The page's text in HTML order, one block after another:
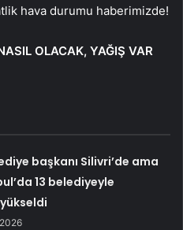
hava durumu haberimizde!
OLACAK, YAĞIŞ VAR
başkanı Silivri’de ama
13 belediyeyle